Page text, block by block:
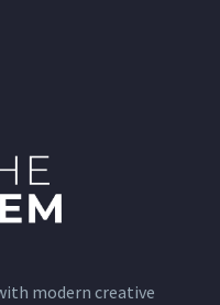
modern creative